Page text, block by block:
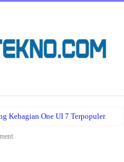
Kebagian One UI 7 Terpopuler